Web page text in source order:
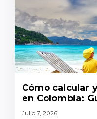
Cómo calcular
en Colombia:
Julio 7, 2026